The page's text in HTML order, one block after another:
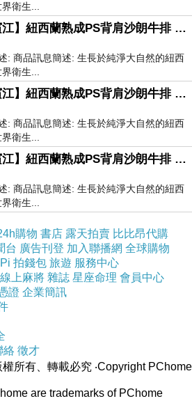
衛生...
任選冷凍真空【台北濱江】紐西蘭熟成PS背肩沙朗牛排 300g片(2片裝)
: 商品訊息簡述: 生長於純淨大自然的紐西
衛生...
任選冷凍真空【台北濱江】紐西蘭熟成PS背肩沙朗牛排 300g片(2片裝)
: 商品訊息簡述: 生長於純淨大自然的紐西
衛生...
任選冷凍真空【台北濱江】紐西蘭熟成PS背肩沙朗牛排 300g片(2片裝)
: 商品訊息簡述: 生長於純淨大自然的紐西
衛生...
購物 書店 露天拍賣 比比昂代購
台 廣告刊登 加入聯播網 全球購物
Pi 拍錢包 旅遊 服務中心
線上麻將 雜誌 星座命理 會員中心
證 企業簡訊
絡 徵才
權所有、轉載必究 ‧Copyright PChome
are trademarks of PChome